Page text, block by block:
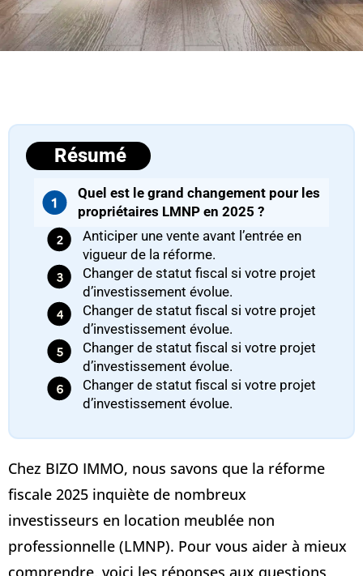
Résumé
Quel est le grand changement pour les
propriétaires LMNP en 2025 ?
Anticiper une vente avant l’entrée en
vigueur de la réforme.
Changer de statut fiscal si votre projet
d’investissement évolue.
Changer de statut fiscal si votre projet
d’investissement évolue.
Changer de statut fiscal si votre projet
d’investissement évolue.
Changer de statut fiscal si votre projet
d’investissement évolue.
Chez BIZO IMMO, nous savons que la réforme
fiscale 2025 inquiète de nombreux
investisseurs en location meublée non
professionnelle (LMNP). Pour vous aider à mieux
comprendre, voici les réponses aux questions